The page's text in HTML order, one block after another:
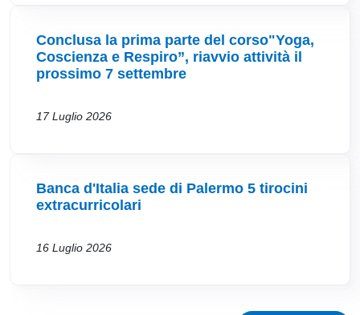
Conclusa la prima parte del corso"Yoga,
Coscienza e Respiro”, riavvio attività il
prossimo 7 settembre
17 Luglio 2026
Banca d'Italia sede di Palermo 5 tirocini
extracurricolari
16 Luglio 2026